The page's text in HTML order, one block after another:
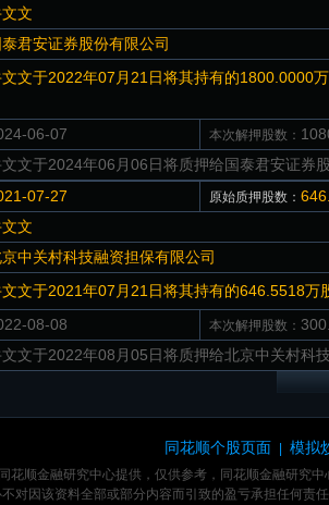
文
泰君安证券股份有限公司
文于2022年07月21日将其持有的1800.0000
06-07 本次解押股数：
文于2024年06月06日将质押给国泰君安证券
07-27 原始质押股数：
文
中关村科技融资担保有限公司
文于2021年07月21日将其持有的646.5518
08-08 本次解押股数：
文于2022年08月05日将质押给北京中关村科
同花顺个股页面 模拟
花顺金融研究中心提供，仅供参考，同花顺金融研究
对因该资料全部或部分内容而引致的盈亏承担任何